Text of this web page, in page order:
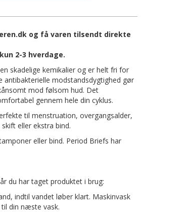
og få varen tilsendt direkte
kun 2-3 hverdage.
skadelige kemikalier og er helt fri for
antibakterielle modstandsdygtighed gør
mod følsom hud. Det
gennem hele din cyklus.
til menstruation, overgangsalder,
eller ekstra bind.
eller bind. Period Briefs har
du har taget produktet i brug:
indtil vandet løber klart. Maskinvask
din næste vask.